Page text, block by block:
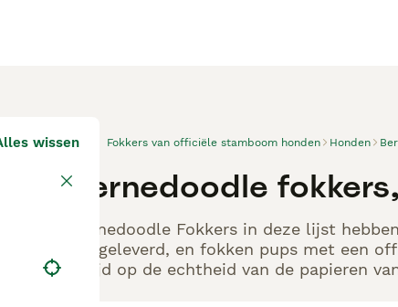
wissen Fokkers van officiële stamboom honden Honden
Bernedoodle
Bernedoodle Fokkers in deze lijst
aangeleverd, en fokken pups met een
altijd op de echtheid van de papieren